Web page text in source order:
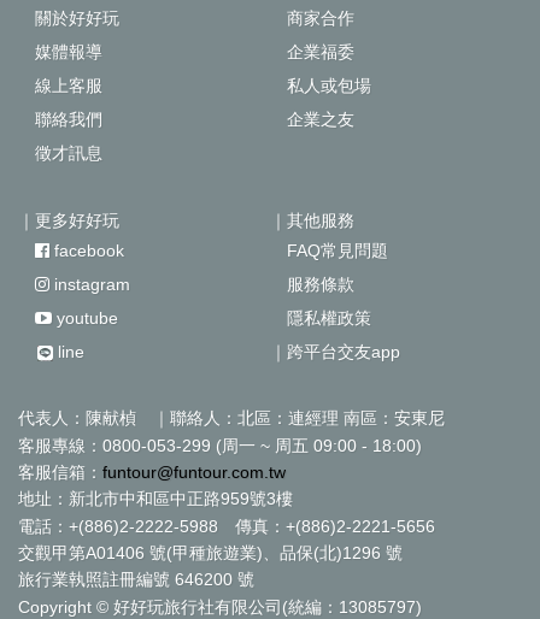
關於好好玩
媒體報導
線上客服
聯絡我們
徵才訊息
商家合作
企業福委
私人或包場
企業之友
｜更多好好玩
facebook
instagram
youtube
line
｜其他服務
FAQ常見問題
服務條款
隱私權政策
｜跨平台交友app
代表人：陳献楨 ｜聯絡人：北區：連經理 南區：安東尼
客服專線：0800-053-299 (周一 ~ 周五 09:00 - 18:00)
客服信箱： funtour@funtour.com.tw
地址：新北市中和區中正路959號3樓
電話：+(886)2-2222-5988 傳真：+(886)2-2221-5656
交觀甲第A01406 號(甲種旅遊業)、品保(北)1296 號
旅行業執照註冊編號 646200 號
Copyright © 好好玩旅行社有限公司(統編：13085797)